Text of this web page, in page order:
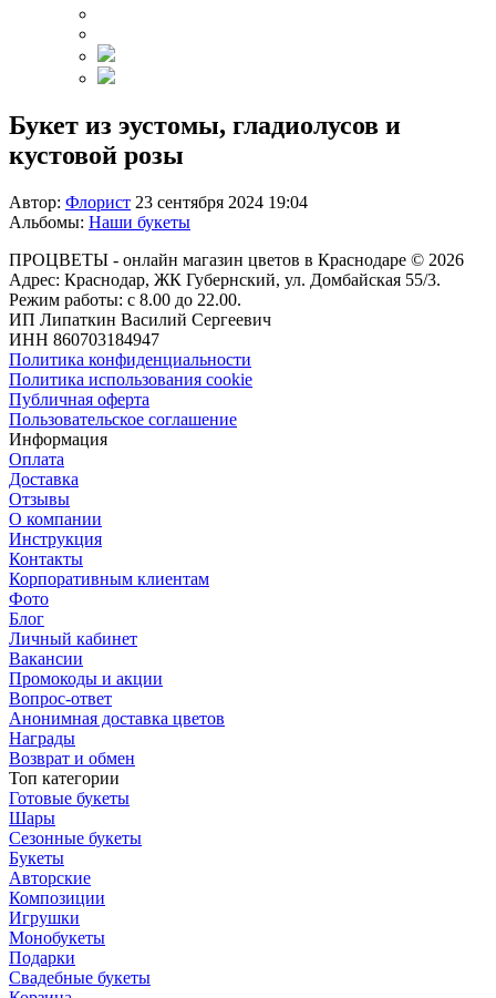
Букет из эустомы, гладиолусов и
кустовой розы
Автор: Флорист 23 сентября 2024 19:04
Альбомы: Наши букеты
ПРОЦВЕТЫ - онлайн магазин цветов в Краснодаре © 2026
Адрес: Краснодар, ЖК Губернский, ул. Домбайская 55/3.
Режим работы: с 8.00 до 22.00.
ИП Липаткин Василий Сергеевич
ИНН 860703184947
Политика конфиденциальности
Политика использования cookie
Публичная оферта
Пользовательское соглашение
Информация
Оплата
Доставка
Отзывы
О компании
Инструкция
Контакты
Корпоративным клиентам
Фото
Блог
Личный кабинет
Вакансии
Промокоды и акции
Вопрос-ответ
Анонимная доставка цветов
Награды
Возврат и обмен
Топ категории
Готовые букеты
Шары
Сезонные букеты
Букеты
Авторские
Композиции
Игрушки
Монобукеты
Подарки
Свадебные букеты